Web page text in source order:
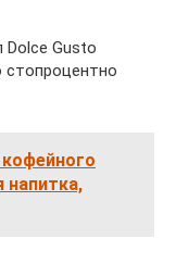
Dolce Gusto
стопроцентно
напитка,